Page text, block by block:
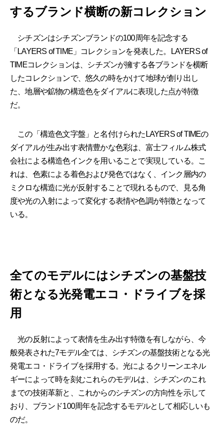
するブランド横断の新コレクション
シチズンはシチズンブランドの100周年を記念する
「LAYERS of TIME」コレクションを発表した。LAYERS of
TIMEコレクションは、シチズンが擁する各ブランドを横断
したコレクションで、悠久の時をかけて地球が創り出し
た、地層や鉱物の構造色をダイアルに表現した点が特徴
だ。
この「構造色文字盤」と名付けられたLAYERS of TIMEの
ダイアルが生み出す表情豊かな色彩は、富士フィルム株式
会社による構造色インクを用いることで実現している。こ
れは、色素による着色および発色ではなく、インク層内の
ミクロな構造に光が反射することで現れるもので、見る角
度や光の入射によって変化する表情や色調が特徴となって
いる。
全てのモデルにはシチズンの基盤技
術となる光発電エコ・ドライブを採
用
光の反射によって表情を生み出す特徴を有しながら、今
般発表された7モデル全ては、シチズンの基盤技術となる光
発電エコ・ドライブを採用する。光によるクリーンエネル
ギーによって時を刻むこれらのモデルは、シチズンのこれ
までの技術革新と、これからのシチズンの方向性を示して
おり、ブランド100周年を記念するモデルとして相応しいも
のだ。